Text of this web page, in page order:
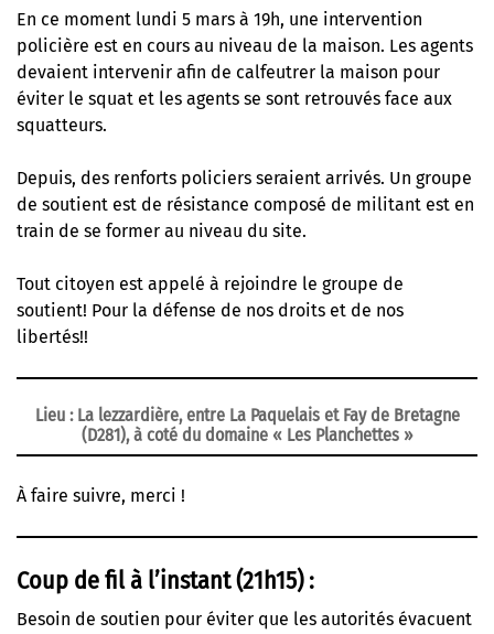
En ce moment lundi 5 mars à 19h, une intervention
policière est en cours au niveau de la maison. Les agents
devaient intervenir afin de calfeutrer la maison pour
éviter le squat et les agents se sont retrouvés face aux
squatteurs.
Depuis, des renforts policiers seraient arrivés. Un groupe
de soutient est de résistance composé de militant est en
train de se former au niveau du site.
Tout citoyen est appelé à rejoindre le groupe de
soutient! Pour la défense de nos droits et de nos
libertés!!
Lieu : La lezzardière, entre La Paquelais et Fay de Bretagne
(D281), à coté du domaine « Les Planchettes »
À faire suivre, merci !
Coup de fil à l’instant (21h15) :
Besoin de soutien pour éviter que les autorités évacuent